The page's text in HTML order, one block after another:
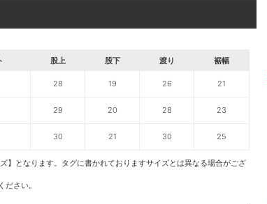
股上 股下 渡り 裾幅
28 19 26 21
29 20 28 23
30 21 30 25
】となります。タグに書かれておりますサイズとは異なる場合がござ
ださい。